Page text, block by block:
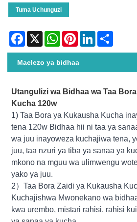
Tuma Uchunguzi
Facebook
X WhatsAppPinterestLinkedIn
Maelezo ya bidhaa
Utangulizi wa Bidhaa wa Taa
Kucha 120w
1) Taa Bora ya Kukausha Kucha
tena 120w Bidhaa hii ni taa ya
wa juu inayoweza kuchajiwa tena,
juu, taa nzuri ya tiba ya sanaa ya
mkono na mguu wa ulimwengu
yako ya juu.
2）Taa Bora Zaidi ya Kukausha
Kuchajishwa Mwonekano wa
kwa urembo, mistari rahisi, rahisi